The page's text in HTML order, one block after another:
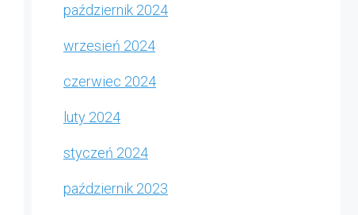
październik 2024
wrzesień 2024
czerwiec 2024
luty 2024
styczeń 2024
październik 2023